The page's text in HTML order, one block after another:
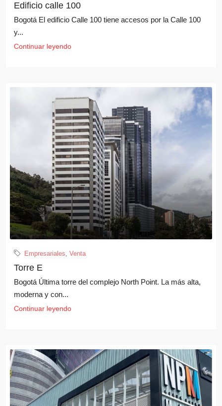
Edificio calle 100
Bogotá El edificio Calle 100 tiene accesos por la Calle 100
y...
Empresariales, Venta
Torre E
Bogotá Última torre del complejo North Point. La más alta,
moderna y con...